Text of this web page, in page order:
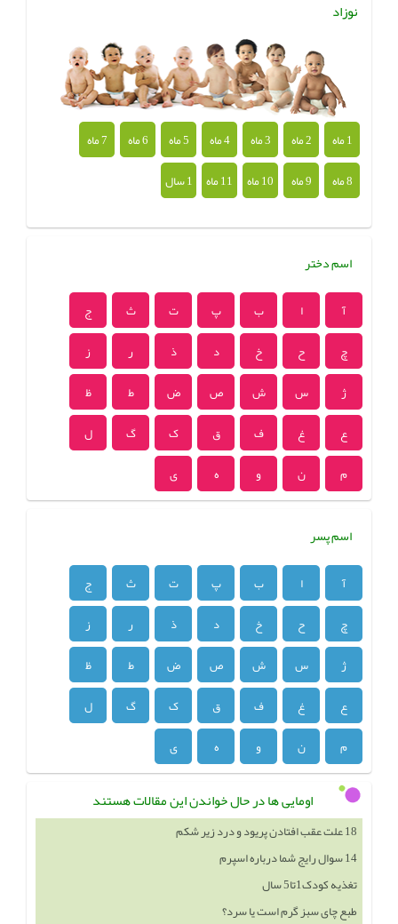
نوزاد
1 ماه 2 ماه 3 ماه 4 ماه 5 ماه 6 ماه
7 ماه
8 ماه
9 ماه 10 ماه 11 ماه 1 سال
اسم دختر
آ ا ب پ ت ث
ج
چ
ح خ د ذ ر
ز
ژ
س ش ص ض ط
ظ
ع
غ ف ق ک گ
ل
م
ن و ه ی
اسم پسر
آ ا ب پ ت ث
ج
چ
ح خ د ذ ر
ز
ژ
س ش ص ض ط
ظ
ع
غ ف ق ک گ
ل
م
ن و ه ی
اومایی ها در حال خواندن این مقالات هستند
18 علت عقب افتادن پریود و درد زیر شکم
14 سوال رایج شما درباره اسپرم
تغذیه کودک1تا5 سال
طبع چای سبز گرم است یا سرد؟